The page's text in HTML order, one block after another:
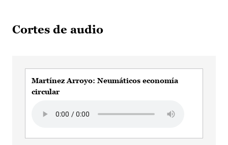
Cortes de audio
Martínez Arroyo: Neumáticos economía
circular